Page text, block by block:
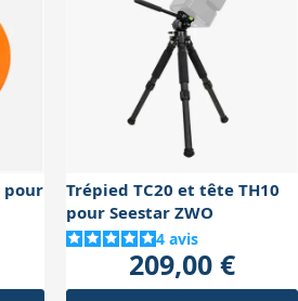
un trépied avec une plus grande
flexibilité d'inclinaison.
trépied plus haut pour une
debout. Pour une observation
un télescope monté en
prévoir un siège ou un
pour
Trépied TC20 et tête TH10
pour Seestar ZWO
4 avis
209,00 €